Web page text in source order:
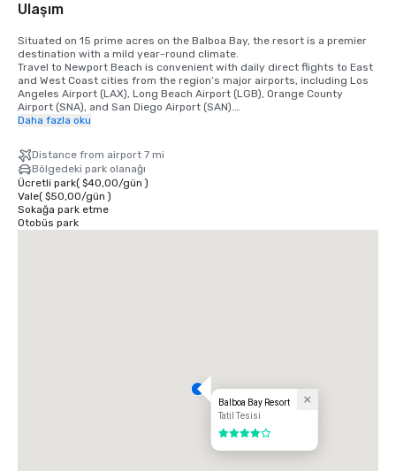
Ulaşım
Situated on 15 prime acres on the Balboa Bay, the resort is a premier
destination with a mild year-round climate.
Travel to Newport Beach is convenient with daily direct flights to East
and West Coast cities from the region’s major airports, including Los
Angeles Airport (LAX), Long Beach Airport (LGB), Orange County
Airport (SNA), and San Diego Airport (SAN).
•	Long Beach Airport 14 miles/30 minutes
•	Los Angeles Airport 50 miles/60 minutes
•	San Diego Airport 87 miles/90 minutes
•	Anaheim Convention Center 16 miles/35 minutes
Daha fazla oku
Distance from airport 7 mi
Bölgedeki park olanağı
Ücretli park( $40,00/gün )
Vale( $50,00/gün )
Sokağa park etme
Otobüs park
Balboa Bay Resort
Tatil Tesisi
4 / 5